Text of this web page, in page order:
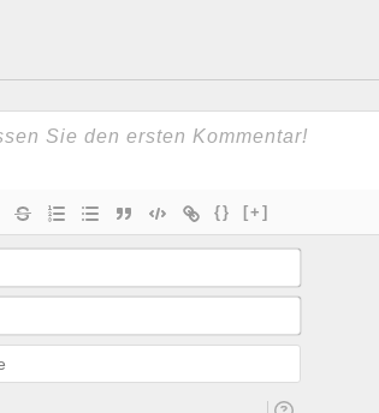
{} [+]
Name*
E-
Mail*
Webseite